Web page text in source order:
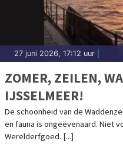
27 juni 2026, 17:12 uur
ZOMER, ZEILEN,
IJSSELMEER!
De schoonheid van de
en fauna is ongeëvenaard. Niet
Werelderfgoed. [...]